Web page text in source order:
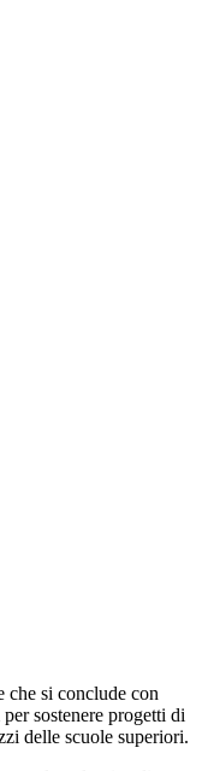
si conclude con
sostenere progetti di
delle scuole superiori.